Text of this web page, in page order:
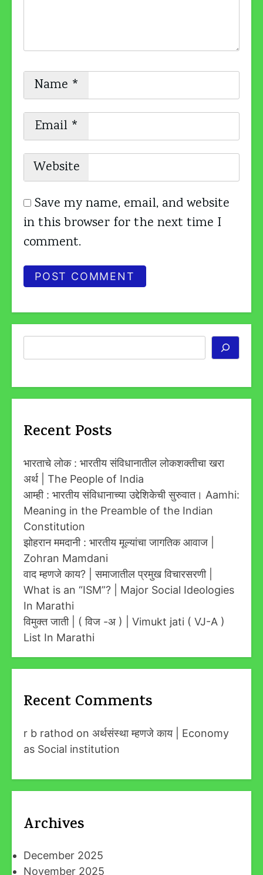
Name *
Email *
Website
Save my name, email, and website
in this browser for the next time I
comment.
Recent Posts
भारताचे लोक : भारतीय संविधानातील लोकशक्तीचा खरा
अर्थ | The People of India
आम्ही : भारतीय संविधानाच्या उद्देशिकेची सुरुवात। Aamhi:
Meaning in the Preamble of the Indian
Constitution
झोहरान ममदानी : भारतीय मूल्यांचा जागतिक आवाज |
Zohran Mamdani
वाद म्हणजे काय? | समाजातील प्रमुख विचारसरणी |
What is an “ISM”? | Major Social Ideologies
In Marathi
विमुक्त जाती | ( विज -अ ) | Vimukt jati ( VJ-A )
List In Marathi
Recent Comments
r b rathod on अर्थसंस्था म्हणजे काय | Economy
as Social institution
Archives
December 2025
November 2025